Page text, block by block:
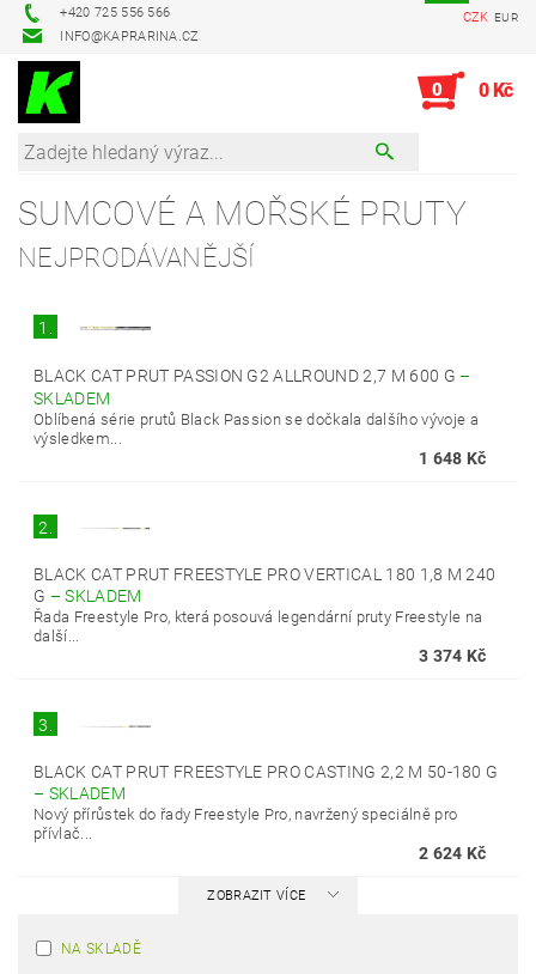
+420 725 556 566
INFO@KAPRARINA.CZ
CZK EUR
0 0 Kč
SUMCOVÉ A MOŘSKÉ PRUTY
NEJPRODÁVANĚJŠÍ
1.
BLACK CAT PRUT PASSION G2 ALLROUND 2,7 M 600 G –
SKLADEM
Oblíbená série prutů Black Passion se dočkala dalšího vývoje a
výsledkem...
1 648 Kč
2.
BLACK CAT PRUT FREESTYLE PRO VERTICAL 180 1,8 M 240
G –SKLADEM
Řada Freestyle Pro, která posouvá legendární pruty Freestyle na
další...
3 374 Kč
3.
BLACK CAT PRUT FREESTYLE PRO CASTING 2,2 M 50-180 G
– SKLADEM
Nový přírůstek do řady Freestyle Pro, navržený speciálně pro
přívlač...
2 624 Kč
ZOBRAZIT VÍCE
NA SKLADĚ